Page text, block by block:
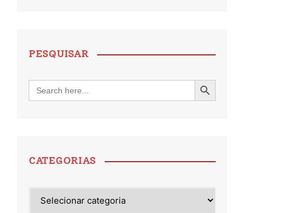
PESQUISAR
Search
for:
Search Button
CATEGORIAS